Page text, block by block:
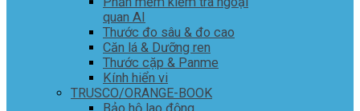
quan AI
Thước đo sâu & đo cao
Căn lá & Dưỡng ren
Thước cặp & Panme
Kính hiển vi
TRUSCO/ORANGE-BOOK